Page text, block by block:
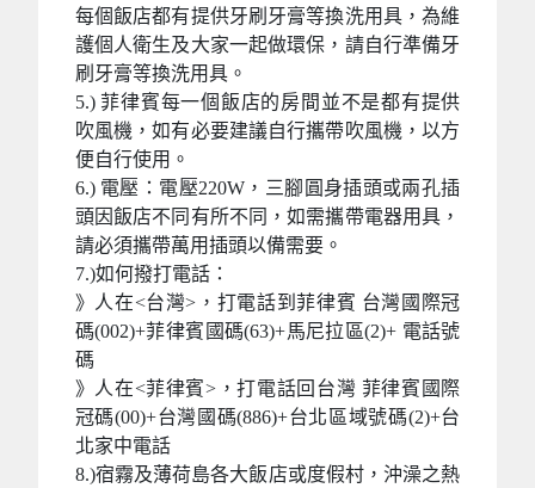
每個飯店都有提供牙刷牙膏等換洗用具，為維
護個人衛生及大家一起做環保，請自行準備牙
刷牙膏等換洗用具。
5.) 菲律賓每一個飯店的房間並不是都有提供
吹風機，如有必要建議自行攜帶吹風機，以方
便自行使用。
6.) 電壓：電壓220W，三腳圓身插頭或兩孔插
頭因飯店不同有所不同，如需攜帶電器用具，
請必須攜帶萬用插頭以備需要。
7.)如何撥打電話：
》人在<台灣>，打電話到菲律賓 台灣國際冠
碼(002)+菲律賓國碼(63)+馬尼拉區(2)+ 電話號
碼
》人在<菲律賓>，打電話回台灣 菲律賓國際
冠碼(00)+台灣國碼(886)+台北區域號碼(2)+台
北家中電話
8.)宿霧及薄荷島各大飯店或度假村，沖澡之熱